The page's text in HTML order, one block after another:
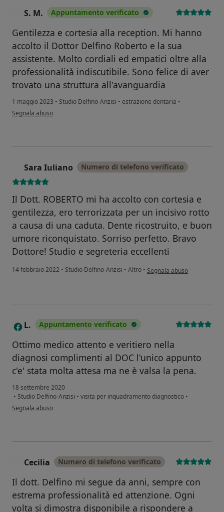
S. M. Appuntamento verificato
Gentilezza e cortesia alla reception. Mi hanno
accolto il Dottor Delfino Roberto e la sua
assistente. Molto cordiali ed empatici oltre alla
professionalità indiscutibile. Sono felice di aver
trovato una struttura all'avanguardia
1 maggio 2023 • Studio Delfino-Anzisi • estrazione dentaria •
secondo l'opinione dell'utente S. M.
Segnala abuso
Sara Iuliano Numero di telefono verificato
Il Dott. ROBERTO mi ha accolto con cortesia e
gentilezza, ero terrorizzata per un incisivo rotto
a causa di una caduta. Dente ricostruito, e buon
umore riconquistato. Sorriso perfetto. Bravo
Dottore! Studio e segreteria eccellenti
14 febbraio 2022 • Studio Delfino-Anzisi • Altro • secondo l'opinione
Segnala abuso
L L. Appuntamento verificato
Ottimo medico attento e veritiero nella
diagnosi complimenti al DOC l'unico appunto
c'e' stata molta attesa ma ne è valsa la pena.
18 settembre 2020
• Studio Delfino-Anzisi • visita per inquadramento diagnostico •
secondo l'opinione dell'utente L.
Segnala abuso
Cecilia Numero di telefono verificato
Il dott. Delfino mi segue da anni, sempre con
estrema professionalità ed attenzione. Ogni
volta si dimostra disponibile a rispondere a